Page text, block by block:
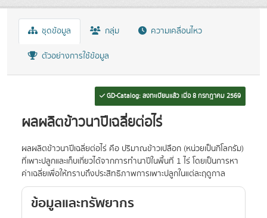
ชุดข้อมูล กลุ่ม ความเคลื่อนไหว
ตัวอย่างการใช้ข้อมูล
GD-Catalog: ลงทะเบียนแล้ว เมื่อ 8 กรกฎาคม 2569
ผลผลิตข้าวนาปีเฉลี่ยต่อไร่
ผลผลิตข้าวนาปีเฉลี่ยต่อไร่ คือ ปริมาณข้าวเปลือก (หน่วยเป็นกิโลกรัม)
ที่เพาะปลูกและเก็บเกี่ยวได้จากการทำนาปีในพื้นที่ 1 ไร่ โดยเป็นการหา
ค่าเฉลี่ยเพื่อให้ทราบถึงประสิทธิภาพการเพาะปลูกในแต่ละฤดูกาล
ข้อมูลและทรัพยากร